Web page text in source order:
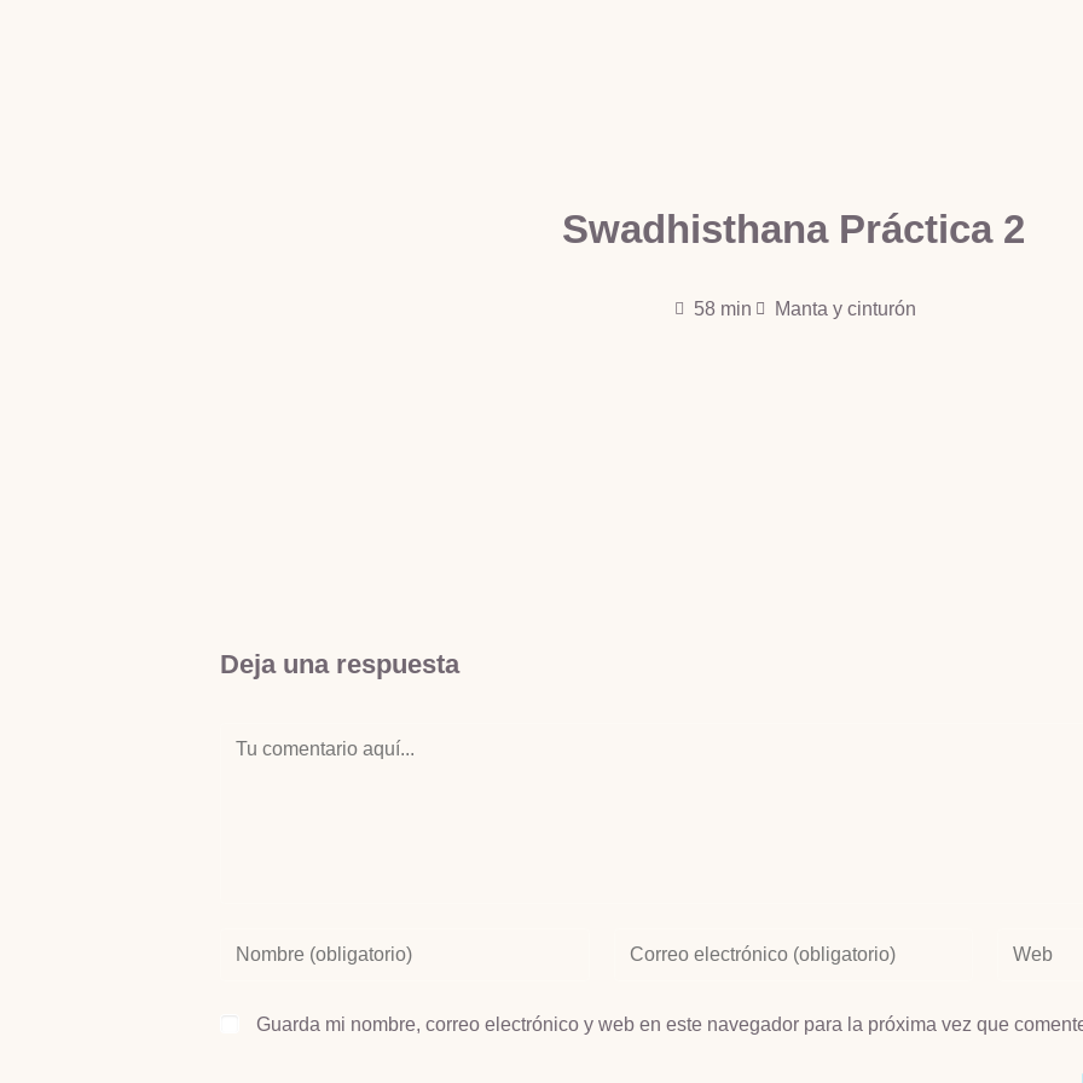
Swadhisthana Práctica 2
58 min Manta y cinturón
Deja una respuesta
Guarda mi nombre, correo electrónico y web en este navegador para la próxima vez que